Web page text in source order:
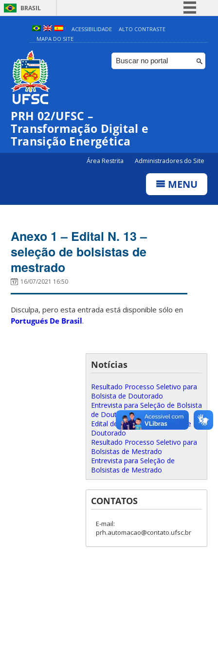
BRASIL
Simplifique!
Comunica BR
Participe
ACESSIBILIDADE
ALTO CONTRASTE
MAPA DO SITE
PRH 02/UFSC –
Transformação Digital e
Transição Energética
Área Restrita Administradores do Site
MENU
Anexo 1 – Edital N. 13 –
seleção de bolsistas de
mestrado
16/07/2021 16:50
Disculpa, pero esta entrada está disponible sólo en
Portugués De Brasil.
Notícias
Resultado Processo Seletivo para
Bolsista de Doutorado
Entrevista para Seleção de Bolsista
de Doutorado
Edital de Seleção de Bolsista de
Doutorado
Resultado Processo Seletivo para
Bolsistas de Mestrado
Entrevista para Seleção de
Bolsistas de Mestrado
CONTATOS
E-mail:
prh.automacao@contato.ufsc.br